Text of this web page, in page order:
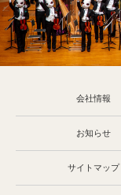
会社情報
お知らせ
サイトマップ